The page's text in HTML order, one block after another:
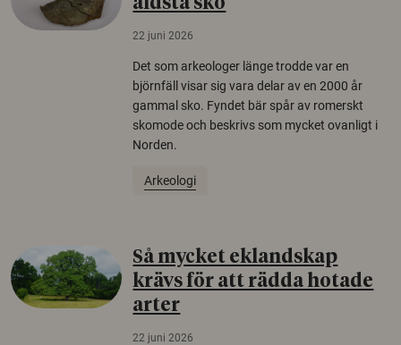
äldsta sko
22 juni 2026
Det som arkeologer länge trodde var en
björnfäll visar sig vara delar av en 2000 år
gammal sko. Fyndet bär spår av romerskt
skomode och beskrivs som mycket ovanligt i
Norden.
Arkeologi
Så mycket eklandskap
krävs för att rädda hotade
arter
22 juni 2026